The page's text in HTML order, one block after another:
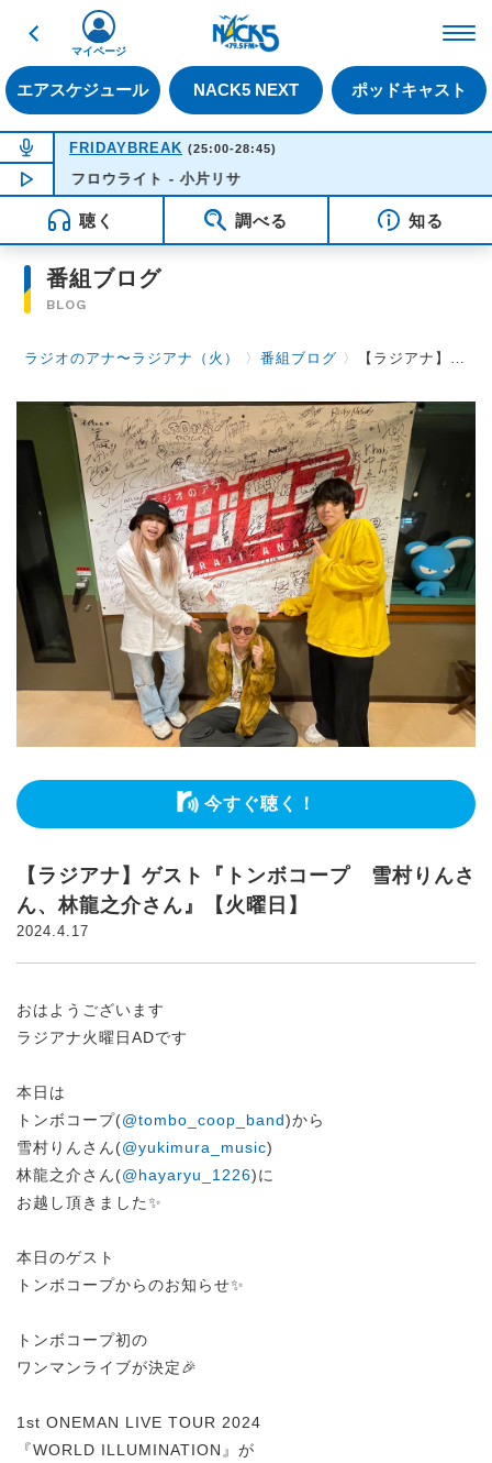
戻る
エアスケジュール NACK5 NEXT ポッドキャスト
マイページ
NOW ON AIR
FRIDAYBREAK (25:00-28:45)
NOW PLAYING 02:16
フロウライト - 小片リサ
聴く 調べる 知る
番組ブログ
BLOG
ラジオのアナ〜ラジアナ（火） 〉番組ブログ 〉 【ラジアナ】ゲスト『トンボコープ 雪村りんさん、林龍之介さん』【火曜日】
今すぐ聴く！
【ラジアナ】ゲスト『トンボコープ 雪村りんさ
ん、林龍之介さん』【火曜日】
2024.4.17
おはようございます
ラジアナ火曜日ADです
本日は
トンボコープ(@tombo_coop_band)から
雪村りんさん(@yukimura_music)
林龍之介さん(@hayaryu_1226)に
お越し頂きました✨
本日のゲスト
トンボコープからのお知らせ✨
トンボコープ初の
ワンマンライブが決定🎉
1st ONEMAN LIVE TOUR 2024
『WORLD ILLUMINATION』が